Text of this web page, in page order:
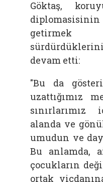
Göktaş,
getirmek
devam etti:
"Bu da
uzattığımız
alanda ve
umudun ve
Bu anlamda,
çocukların
ortak